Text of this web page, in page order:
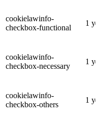
cookielawinfo-
checkbox-functional
1
cookielawinfo-
checkbox-necessary
1
cookielawinfo-
checkbox-others
1